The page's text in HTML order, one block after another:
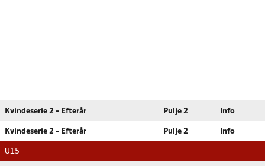
Kvindeserie 2 - Efterår Pulje 2 Info
Kvindeserie 2 - Efterår Pulje 2 Info
U15